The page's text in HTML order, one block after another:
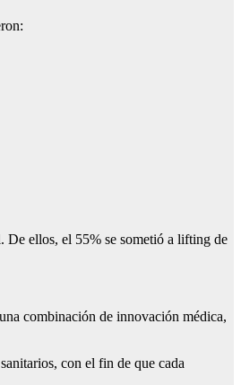
De ellos, el 55% se sometió a lifting de
combinación de innovación médica,
con el fin de que cada